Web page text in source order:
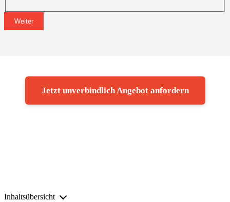
Weiter
Jetzt unverbindlich Angebot anfordern
Inhaltsübersicht